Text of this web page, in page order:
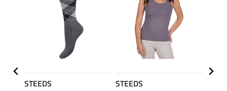
STEEDS
STEEDS